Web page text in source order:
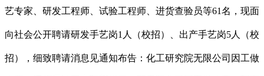
艺专家、研发工程师、试验工程师、进货查验员等61名，现面
向社会公开聘请研发手艺岗1人（校招）、出产手艺岗5人（校
招），细致聘请消息见通知布告：化工研究院无限公司因工做